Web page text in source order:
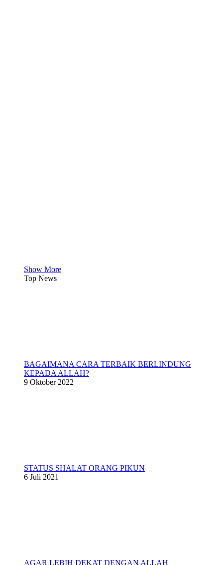
Show More
Top News
BAGAIMANA CARA TERBAIK BERLINDUNG
KEPADA ALLAH?
9 Oktober 2022
STATUS SHALAT ORANG PIKUN
6 Juli 2021
AGAR LEBIH DEKAT DENGAN ALLAH